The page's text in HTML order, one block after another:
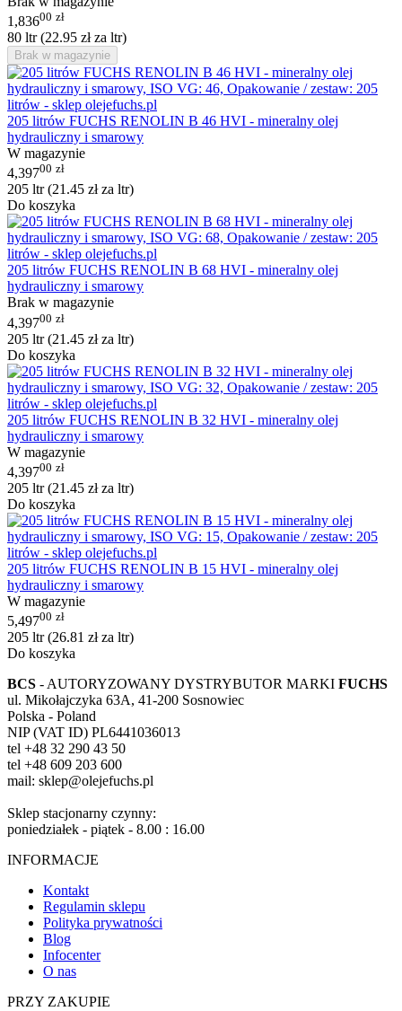
1,83600 zł
80 ltr (22.95 złza ltr)
Brak w magazynie
205 litrów FUCHS RENOLIN B 46 HVI - mineralny olej
hydrauliczny i smarowy
W magazynie
4,39700 zł
205 ltr (21.45 złza ltr)
Do koszyka
205 litrów FUCHS RENOLIN B 68 HVI - mineralny olej
hydrauliczny i smarowy
Brak w magazynie
4,39700 zł
205 ltr (21.45 złza ltr)
Do koszyka
205 litrów FUCHS RENOLIN B 32 HVI - mineralny olej
hydrauliczny i smarowy
W magazynie
4,39700 zł
205 ltr (21.45 złza ltr)
Do koszyka
205 litrów FUCHS RENOLIN B 15 HVI - mineralny olej
hydrauliczny i smarowy
W magazynie
5,49700 zł
205 ltr (26.81 złza ltr)
Do koszyka
BCS - AUTORYZOWANY DYSTRYBUTOR MARKI FUCHS
ul. Mikołajczyka 63A, 41-200 Sosnowiec
Polska - Poland
NIP (VAT ID) PL6441036013
tel +48 32 290 43 50
tel +48 609 203 600
mail: sklep@olejefuchs.pl
Sklep stacjonarny czynny:
poniedziałek - piątek - 8.00 : 16.00
INFORMACJE
Kontakt
Regulamin sklepu
Polityka prywatności
Blog
Infocenter
O nas
PRZY ZAKUPIE